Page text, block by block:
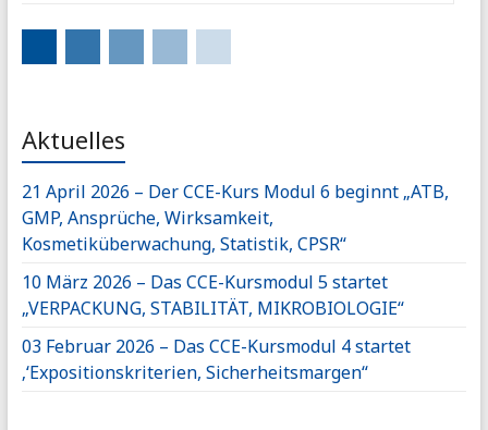
Aktuelles
21 April 2026 – Der CCE-Kurs Modul 6 beginnt „ATB,
GMP, Ansprüche, Wirksamkeit,
Kosmetiküberwachung, Statistik, CPSR“
10 März 2026 – Das CCE-Kursmodul 5 startet
„VERPACKUNG, STABILITÄT, MIKROBIOLOGIE“
03 Februar 2026 – Das CCE-Kursmodul 4 startet
‚‘Expositionskriterien, Sicherheitsmargen“